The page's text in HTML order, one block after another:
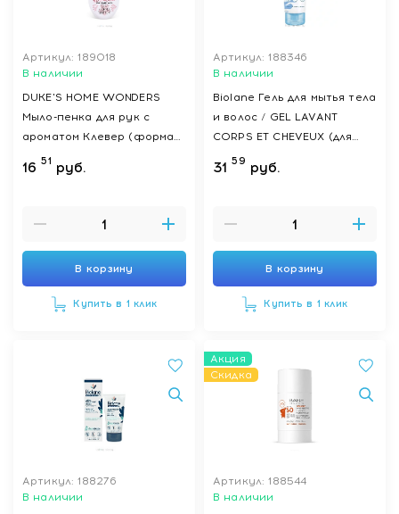
Артикул: 189018
В наличии
DUKE'S HOME WONDERS
Мыло-пенка для рук с
ароматом Клевер (форма
"Цветок"), 300 мл
16 51 руб.
В корзину
Купить в 1 клик
Артикул: 188346
В наличии
Biolane Гель для мытья тела
и волос / GEL LAVANT
CORPS ET CHEVEUX (для
детей с первых дней
жизни) 200 мл
31 59 руб.
В корзину
Купить в 1 клик
Артикул: 188276
В наличии
Акция
Скидка
Артикул: 188544
В наличии